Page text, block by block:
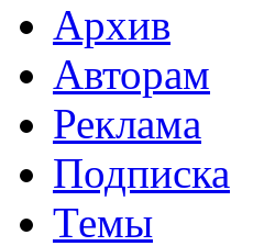
Архив
Авторам
Реклама
Подписка
Темы